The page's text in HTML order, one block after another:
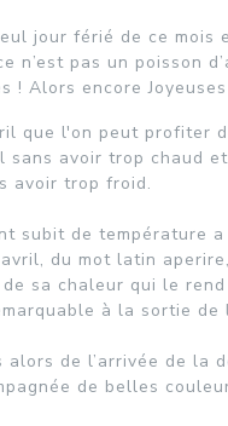
jour férié de ce mois
n’est pas un poisson
! Alors encore
que l'on peut profiter
sans avoir trop chaud
avoir trop froid.
subit de température
du mot latin
sa chaleur qui le rend
à la sortie de
alors de l’arrivée de la
de belles